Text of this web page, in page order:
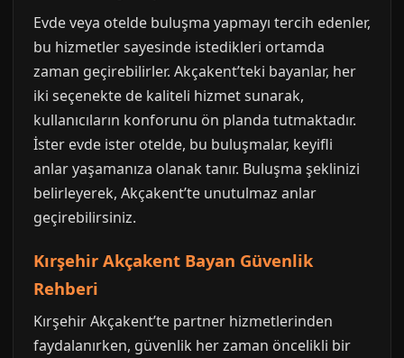
Evde veya otelde buluşma yapmayı tercih edenler,
bu hizmetler sayesinde istedikleri ortamda
zaman geçirebilirler. Akçakent’teki bayanlar, her
iki seçenekte de kaliteli hizmet sunarak,
kullanıcıların konforunu ön planda tutmaktadır.
İster evde ister otelde, bu buluşmalar, keyifli
anlar yaşamanıza olanak tanır. Buluşma şeklinizi
belirleyerek, Akçakent’te unutulmaz anlar
geçirebilirsiniz.
Kırşehir Akçakent Bayan Güvenlik
Rehberi
Kırşehir Akçakent’te partner hizmetlerinden
faydalanırken, güvenlik her zaman öncelikli bir